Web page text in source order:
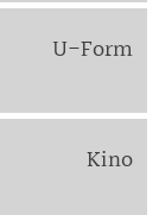
U-Form
Kino